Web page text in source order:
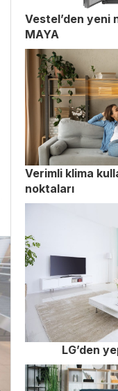
Vestel’den yeni
MAYA
Verimli klima
noktaları
LG’den